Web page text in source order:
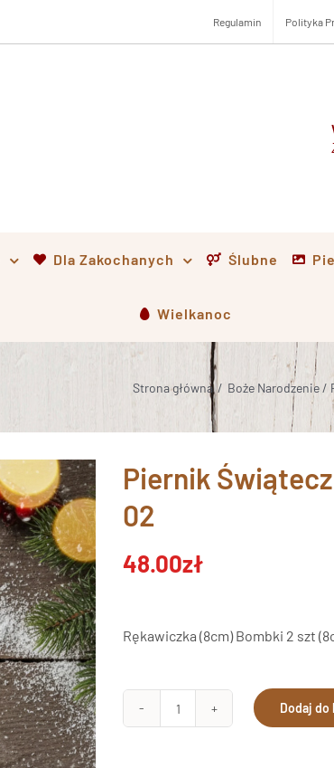
Regulamin Polityka
Dla Zakochanych Ślubne
Wielkanoc
Strona główna / Boże Narodzenie /
Piernik
02
48.00zł
Rękawiczka (8cm) Bombki 2 szt
ilość
Dodaj do